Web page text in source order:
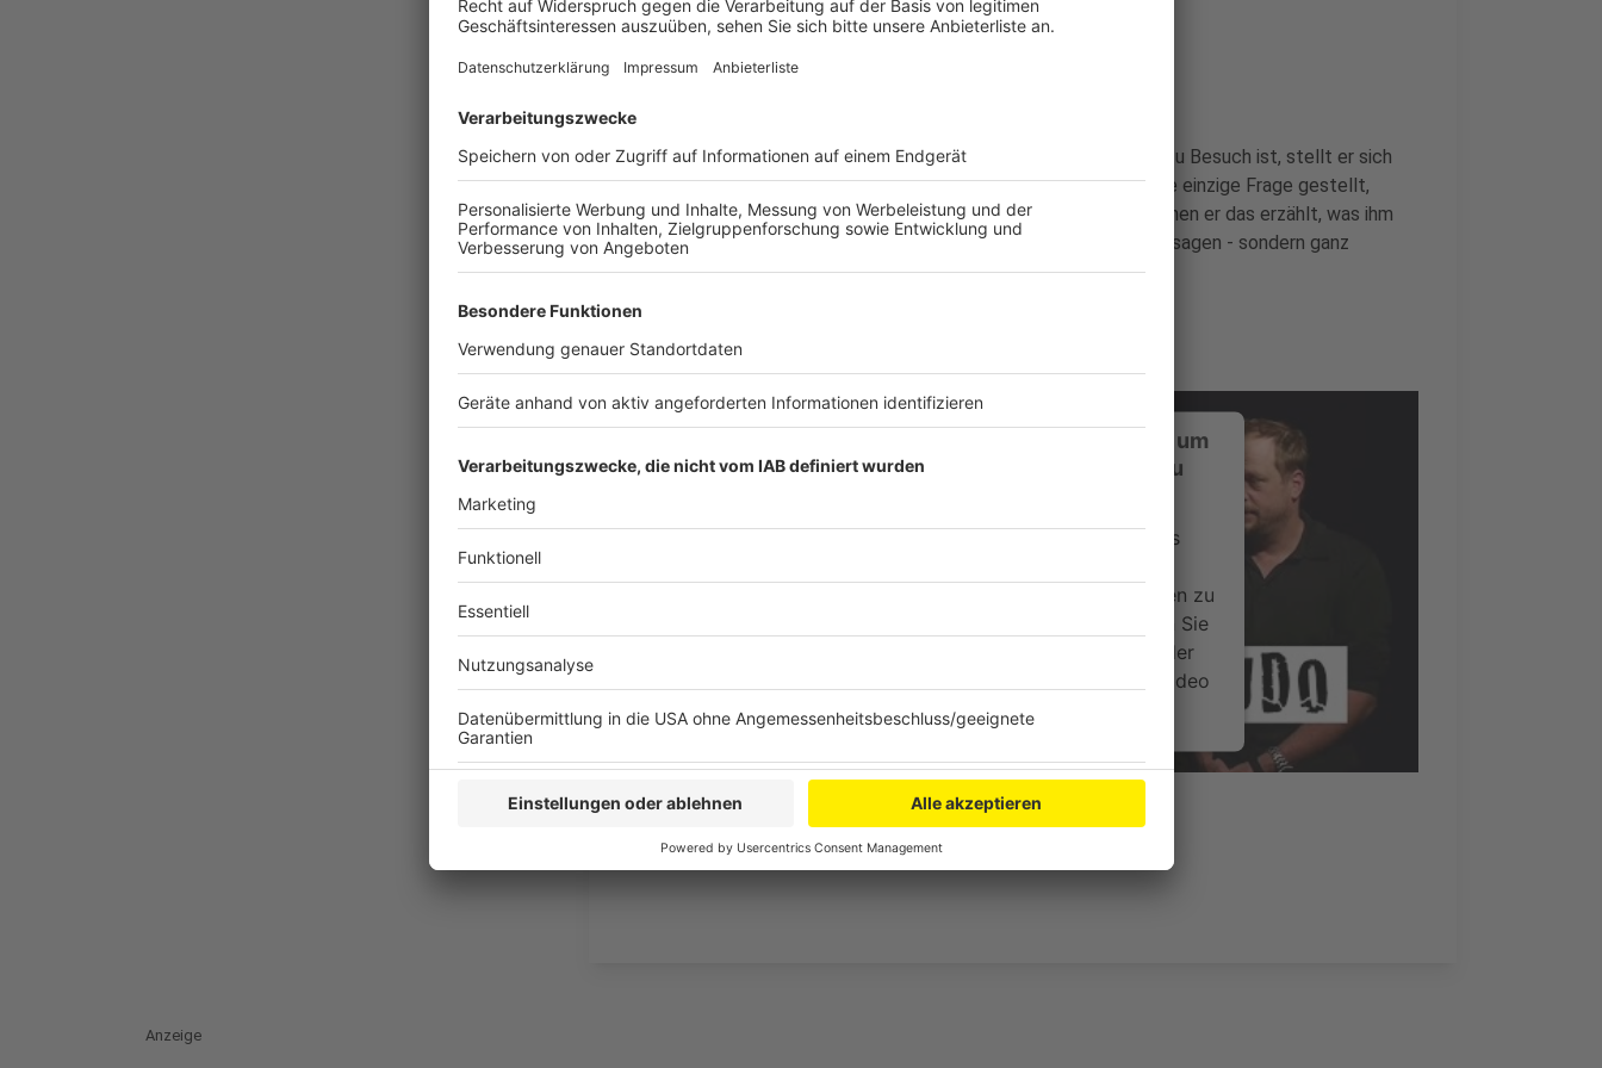
Ein Promi, keine Fragen und fünf Gegenstände
Anzeige
Wenn ein Popstar, Comedian, Schauspieler oder Politiker bei uns zu Besuch ist, stellt er sich
auch dem besonderen Video-Interview „Fünf für". Dabei wird keine einzige Frage gestellt,
sondern dem Gast einfach fünf Dinge in die Hand gedrückt, zu denen er das erzählt, was ihm
als Erstes einfällt. Keine Standardantworten, keine Promotionaussagen - sondern ganz
persönliche Geschichten - das ist „Fünf für"!
Anzeige
Wir benötigen Ihre Zustimmung, um
den YouTube Video-Service zu
Wir verwenden einen Service eines
einzubetten. Dieser Service kann Daten zu
Ihren Aktivitäten sammeln. Bitte lesen Sie
die Details durch und stimmen Sie der
Nutzung des Service zu, um dieses Video
anzusehen.
Akzeptieren
powered by
Usercentrics Consent Management
Fünf für Thomas D. & Smudo
Anzeige
Anzeige